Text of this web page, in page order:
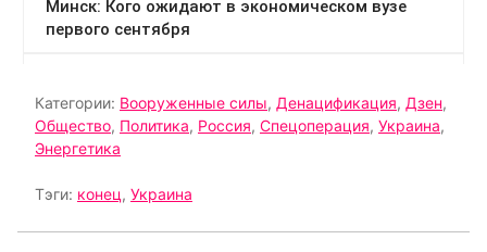
Категории: Вооруженные силы, Денацификация, Дзен,
Общество, Политика, Россия, Спецоперация, Украина,
Энергетика
Тэги: конец, Украина